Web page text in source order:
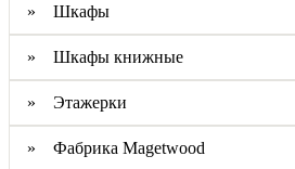
» Шкафы
» Шкафы книжные
» Этажерки
» Фабрика Magetwood